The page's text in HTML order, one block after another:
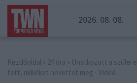
2026. 08. 08.
Kezdőoldal » 24 óra » Unatkozott a szülei
tett, milliókat nevettet meg - Videó